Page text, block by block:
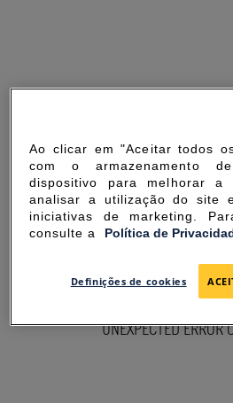
SORRY
UNEXPECTED ERROR
Ao clicar em "Aceitar todos
com o armazenamento
dispositivo para melhorar a
analisar a utilização do site
iniciativas de marketing.
consulte a
Política de
Definições de cookies